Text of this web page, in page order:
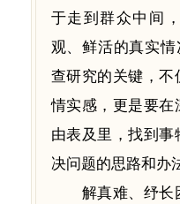
于走到群众中间
观、鲜活的真实情
查研究的关键，
情实感，更是要在
由表及里，找到
决问题的思路和办
解真难、纾长